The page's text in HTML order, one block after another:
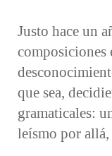
Justo hace un
composiciones
que sea,
gramaticales:
leísmo por